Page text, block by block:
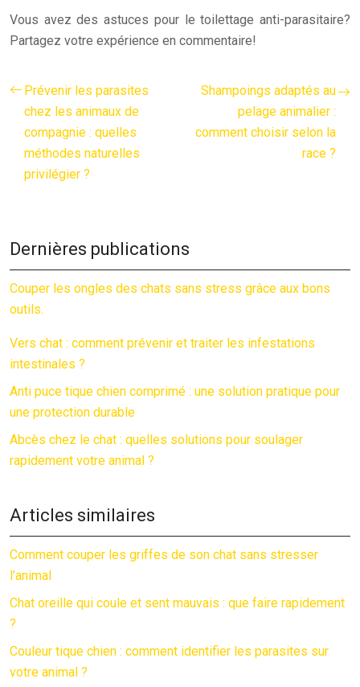
Vous avez des astuces pour le toilettage anti-parasitaire?
Partagez votre expérience en commentaire!
Prévenir les parasites
chez les animaux de
compagnie : quelles
méthodes naturelles
privilégier ?
Shampoings adaptés au
pelage animalier :
comment choisir selon la
race ?
Dernières publications
Couper les ongles des chats sans stress grâce aux bons
outils.
Vers chat : comment prévenir et traiter les infestations
intestinales ?
Anti puce tique chien comprimé : une solution pratique pour
une protection durable
Abcès chez le chat : quelles solutions pour soulager
rapidement votre animal ?
Articles similaires
Comment couper les griffes de son chat sans stresser
l’animal
Chat oreille qui coule et sent mauvais : que faire rapidement
?
Couleur tique chien : comment identifier les parasites sur
votre animal ?